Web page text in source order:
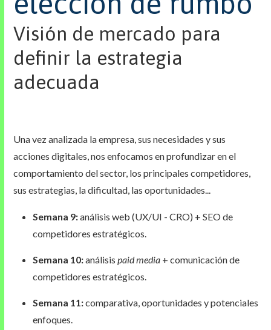
Visión de mercado para
definir la estrategia
adecuada
Una vez analizada la empresa, sus necesidades y sus
acciones digitales, nos enfocamos en profundizar en el
comportamiento del sector, los principales competidores,
sus estrategias, la dificultad, las oportunidades...
Semana 9:análisis web (UX/UI - CRO) + SEO de
competidores estratégicos.
Semana 10:análisis paid media + comunicación de
competidores estratégicos.
Semana 11:comparativa, oportunidades y potenciales
enfoques.